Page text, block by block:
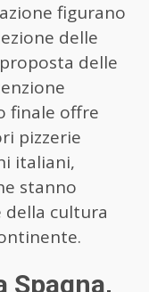
figurano
delle
delle
finale offre
pizzerie
italiani,
stanno
cultura
Spagna,